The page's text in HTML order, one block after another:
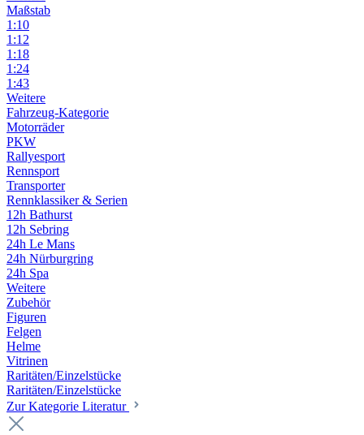
Maßstab
1:10
1:12
1:18
1:24
1:43
Weitere
Fahrzeug-Kategorie
Motorräder
PKW
Rallyesport
Rennsport
Transporter
Rennklassiker & Serien
12h Bathurst
12h Sebring
24h Le Mans
24h Nürburgring
24h Spa
Weitere
Zubehör
Figuren
Felgen
Helme
Vitrinen
Raritäten/Einzelstücke
Raritäten/Einzelstücke
Zur Kategorie Literatur